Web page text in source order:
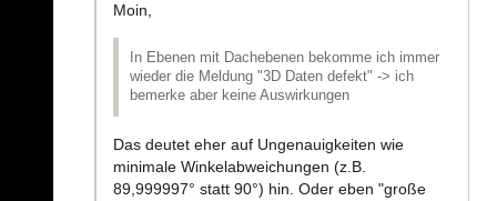
Moin,
In Ebenen mit Dachebenen bekomme ich immer
wieder die Meldung "3D Daten defekt" -> ich
bemerke aber keine Auswirkungen
Das deutet eher auf Ungenauigkeiten wie
minimale Winkelabweichungen (z.B.
89,999997° statt 90°) hin. Oder eben "große